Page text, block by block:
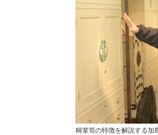
桐箪笥の特徴を解説する加